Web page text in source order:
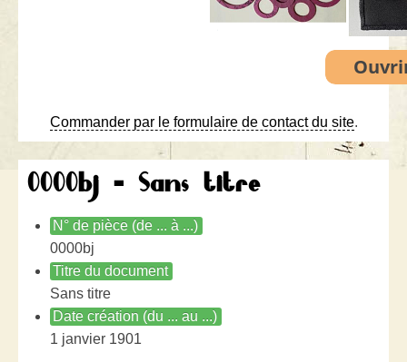
Commander par le formulaire de contact du site.
0000bj - Sans titre
N° de pièce (de ... à ...)
0000bj
Titre du document
Sans titre
Date création (du ... au ...)
1 janvier 1901